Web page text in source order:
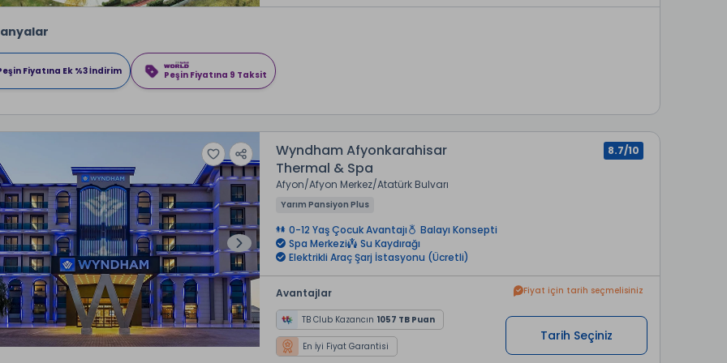
Fiyatına Ek %3 İndirim Peşin Fiyatına 9 Taksit
Wyndham Afyonkarahisar
Thermal & Spa
Afyon Afyon Merkez Atatürk Bulvarı
Yarım Pansiyon Plus
0-12 Yaş Çocuk Avantajı
Balayı Konsepti
Spa Merkezi
Su Kaydırağı
Elektrikli Araç Şarj İstasyonu (Ücretli)
8.7/10
Avantajlar
TB Club Kazancın 1057 TB Puan
En İyi Fiyat Garantisi
Fiyat için tarih seçmelisiniz
Tarih Seçiniz